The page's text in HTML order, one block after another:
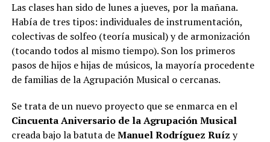
Las clases han sido de lunes a jueves, por la mañana.
Había de tres tipos: individuales de instrumentación,
colectivas de solfeo (teoría musical) y de armonización
(tocando todos al mismo tiempo). Son los primeros
pasos de hijos e hijas de músicos, la mayoría procedente
de familias de la Agrupación Musical o cercanas.
Se trata de un nuevo proyecto que se enmarca en el
Cincuenta Aniversario de la Agrupación Musical
creada bajo la batuta deManuel Rodríguez Ruíz y